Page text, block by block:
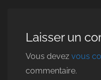
Laisser un
Vous devez vous
commentaire.